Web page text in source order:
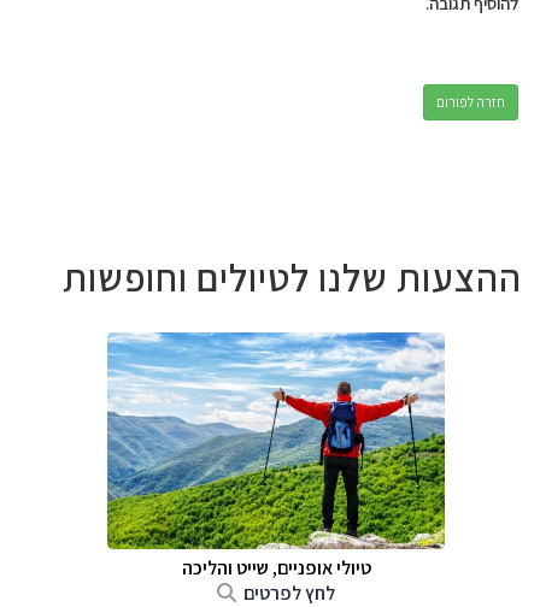
חזרה לפורום
ההצעות שלנו לטיולים וחופשות
טיולי אופניים, שייט והליכה
לחץ לפרטים